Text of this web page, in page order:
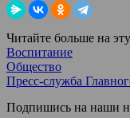
Читайте больше на
Воспитание
Общество
Пресс-служба
Подпишись на наши